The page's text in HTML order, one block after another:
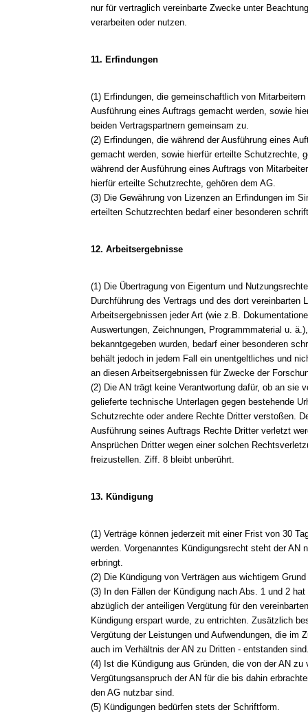
nur für vertraglich vereinbarte Zwecke unter
verarbeiten oder nutzen.
11. Erfindungen
(1) Erfindungen, die gemeinschaftlich von
Ausführung eines Auftrags gemacht werden, sowie
beiden Vertragspartnern gemeinsam zu.
(2) Erfindungen, die während der Ausführung eines
gemacht werden, sowie hierfür erteilte Schutzrechte,
während der Ausführung eines Auftrags von
hierfür erteilte Schutzrechte, gehören dem AG.
(3) Die Gewährung von Lizenzen an Erfindungen im
erteilten Schutzrechten bedarf einer besonderen
12. Arbeitsergebnisse
(1) Die Übertragung von Eigentum und
Durchführung des Vertrags und des dort vereinbarten
Arbeitsergebnissen jeder Art (wie z.B.
Auswertungen, Zeichnungen, Programmmaterial u.
bekanntgegeben wurden, bedarf einer besonderen
behält jedoch in jedem Fall ein unentgeltliches und
an diesen Arbeitsergebnissen für Zwecke der
(2) Die AN trägt keine Verantwortung dafür, ob an sie
gelieferte technische Unterlagen gegen bestehende
Schutzrechte oder andere Rechte Dritter verstoßen.
Ausführung seines Auftrags Rechte Dritter verletzt
Ansprüchen Dritter wegen einer solchen
freizustellen. Ziff. 8 bleibt unberührt.
13. Kündigung
(1) Verträge können jederzeit mit einer Frist von 30
werden. Vorgenanntes Kündigungsrecht steht der AN
erbringt.
(2) Die Kündigung von Verträgen aus wichtigem
(3) In den Fällen der Kündigung nach Abs. 1 und 2
abzüglich der anteiligen Vergütung für den
Kündigung erspart wurde, zu entrichten. Zusätzlich
Vergütung der Leistungen und Aufwendungen, die im
auch im Verhältnis der AN zu Dritten - entstanden
(4) Ist die Kündigung aus Gründen, die von der AN
Vergütungsanspruch der AN für die bis dahin
den AG nutzbar sind.
(5) Kündigungen bedürfen stets der Schriftform.